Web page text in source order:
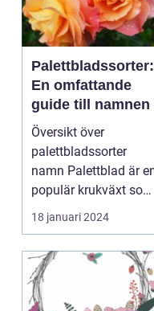
Palettbladssorter:
En omfattande
guide till namnen
Översikt över
palettbladssorter
namn Palettblad är en
populär krukväxt som
blivit allt mer eftertra...
18 januari 2024